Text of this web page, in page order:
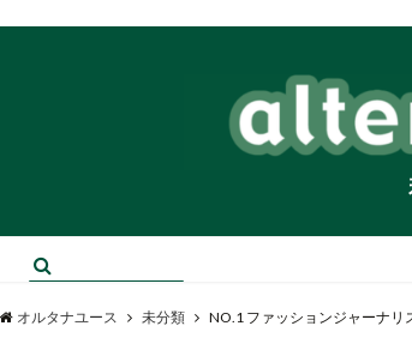
オルタナユース 未分類 NO.1 ファッションジャーナリ